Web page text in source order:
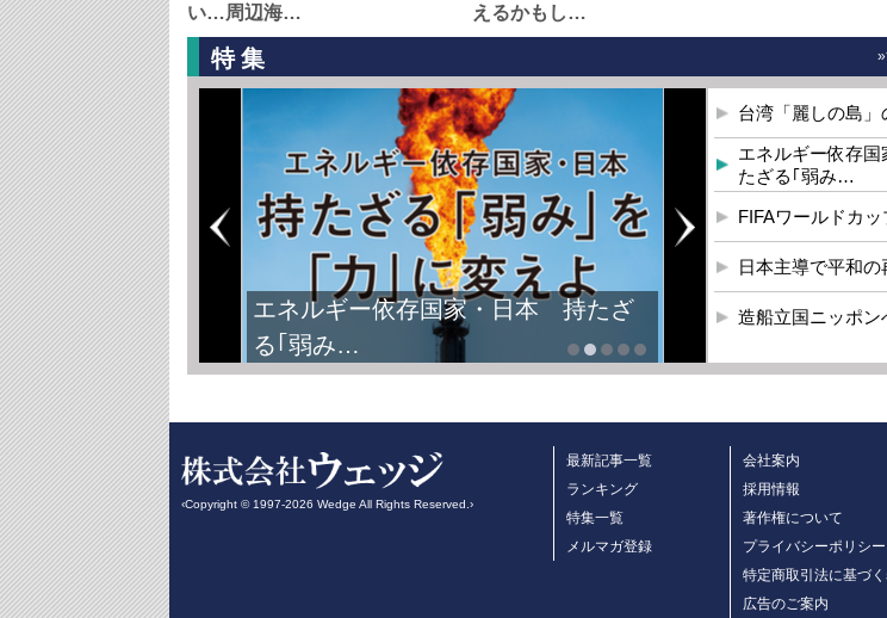
い…周辺海…
えるかもし…
特集
エネルギー依存国家・日本 持たざ
る｢弱み…
台湾「麗しの島」
エネルギー依存
たざる｢弱み…
FIFAワールドカッ
日本主導で平和の
造船立国ニッポン
‹Copyright © 1997-2026 Wedge All Rights Reserved.›
最新記事一覧
ランキング
特集一覧
メルマガ登録
会社案内
採用情報
著作権について
プライバシーポリシ
特定商取引法に基づ
広告のご案内